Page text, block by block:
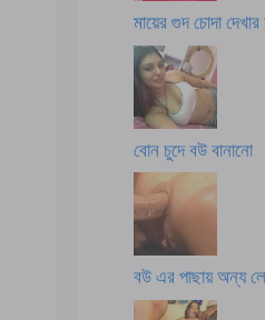
মায়ের গুদ চোদা
বোন চুদে বউ বানানো
বউ এর পাছায় অন্য